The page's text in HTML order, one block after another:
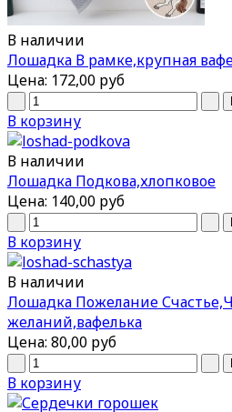
В наличии
Лошадка В рамке,крупная
Цена: 172,00 руб
В корзину
В наличии
Лошадка Подкова,хлопковое
Цена: 140,00 руб
В корзину
В наличии
Лошадка Пожелание
желаний,вафелька
Цена: 80,00 руб
В корзину